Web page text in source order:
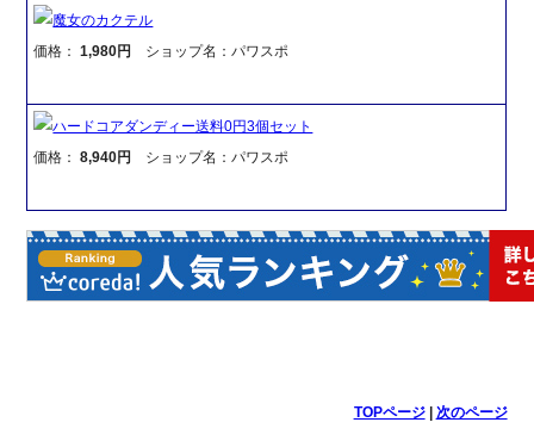
魔女のカクテル
価格：1,980円 ショップ名：パワスポ
ハードコアダンディー送料0円3個セット
価格：8,940円 ショップ名：パワスポ
TOPページ| 次のページ